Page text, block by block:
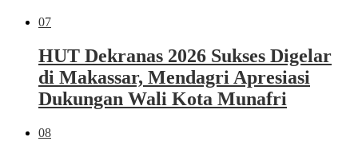
07
HUT Dekranas 2026 Sukses Digelar
di Makassar, Mendagri Apresiasi
Dukungan Wali Kota Munafri
08